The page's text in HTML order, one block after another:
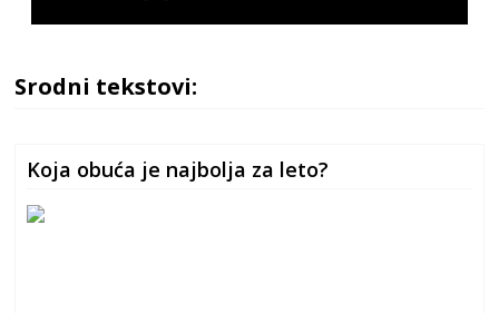
Srodni tekstovi:
Koja obuća je najbolja za leto?